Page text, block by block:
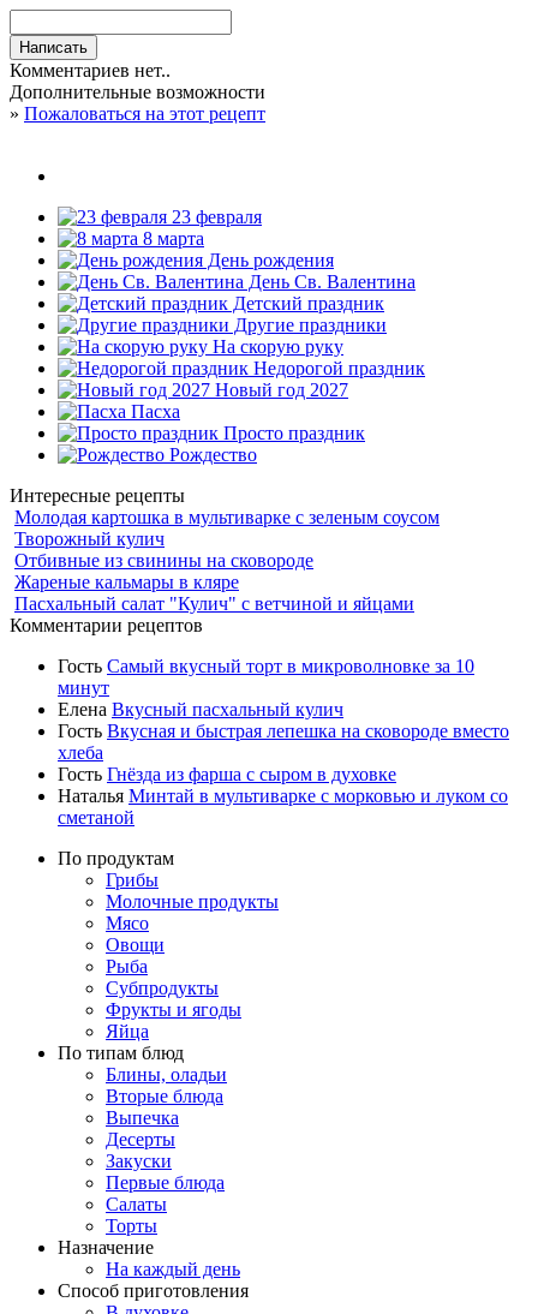
Комментариев нет..
Дополнительные возможности
» Пожаловаться на этот рецепт
23 февраля
8 марта
День рождения
День Св. Валентина
Детский праздник
Другие праздники
На скорую руку
Недорогой праздник
Новый год 2027
Пасха
Просто праздник
Рождество
Интересные рецепты
Молодая картошка в мультиварке с зеленым соусом
Творожный кулич
Отбивные из свинины на сковороде
Жареные кальмары в кляре
Пасхальный салат "Кулич" с ветчиной и яйцами
Комментарии рецептов
Гость Самый вкусный торт в микроволновке за 10
минут
Елена Вкусный пасхальный кулич
Гость Вкусная и быстрая лепешка на сковороде вместо
хлеба
Гость Гнёзда из фарша с сыром в духовке
Наталья Минтай в мультиварке с морковью и луком со
сметаной
По продуктам
Грибы
Молочные продукты
Мясо
Овощи
Рыба
Субпродукты
Фрукты и ягоды
Яйца
По типам блюд
Блины, оладьи
Вторые блюда
Выпечка
Десерты
Закуски
Первые блюда
Салаты
Торты
Назначение
На каждый день
Способ приготовления